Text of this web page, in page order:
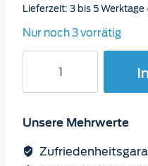
Lieferzeit: 3 bis 5
Nur noch 3 vorrätig
Magnet-
Kunststoffgläser
CLASSIC
Unsere Mehrwerte